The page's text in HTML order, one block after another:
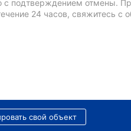
подтверждением отмены.
24 часов, свяжитесь с
свой объект